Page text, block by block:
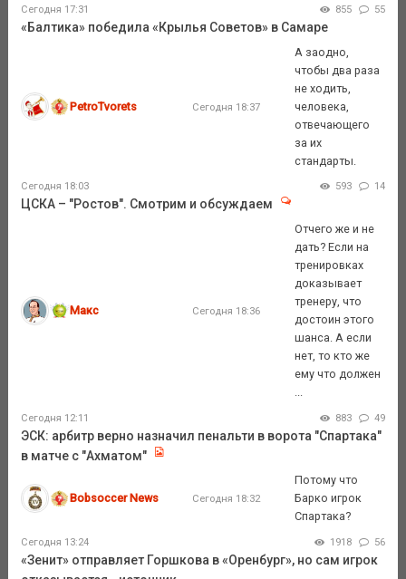
Сегодня 17:31 855 55
«Балтика» победила «Крылья Советов» в Самаре
PetroTvorets Сегодня 18:37
А заодно,
чтобы два раза
не ходить,
человека,
отвечающего
за их
стандарты.
Сегодня 18:03 593 14
ЦСКА – "Ростов". Смотрим и обсуждаем
Макс Сегодня 18:36
Отчего же и не
дать? Если на
тренировках
доказывает
тренеру, что
достоин этого
шанса. А если
нет, то кто же
ему что должен
Сегодня 12:11 883 49
ЭСК: арбитр верно назначил пенальти в ворота "Спартака"
в матче с "Ахматом"
Bobsoccer News Сегодня 18:32
Потому что
Барко игрок
Спартака?
Сегодня 13:24 1918 56
«Зенит» отправляет Горшкова в «Оренбург», но сам игрок